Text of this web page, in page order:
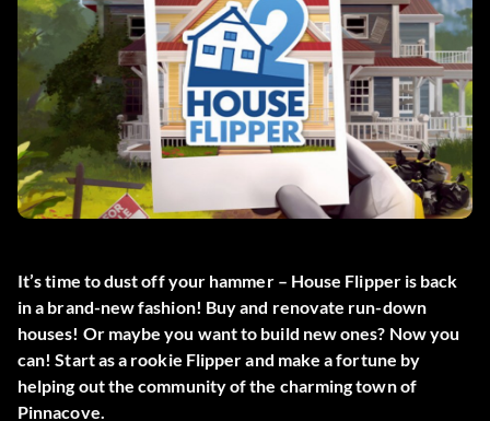
It’s time to dust off your hammer – House Flipper is back
in a brand-new fashion! Buy and renovate run-down
houses! Or maybe you want to build new ones? Now you
can! Start as a rookie Flipper and make a fortune by
helping out the community of the charming town of
Pinnacove.